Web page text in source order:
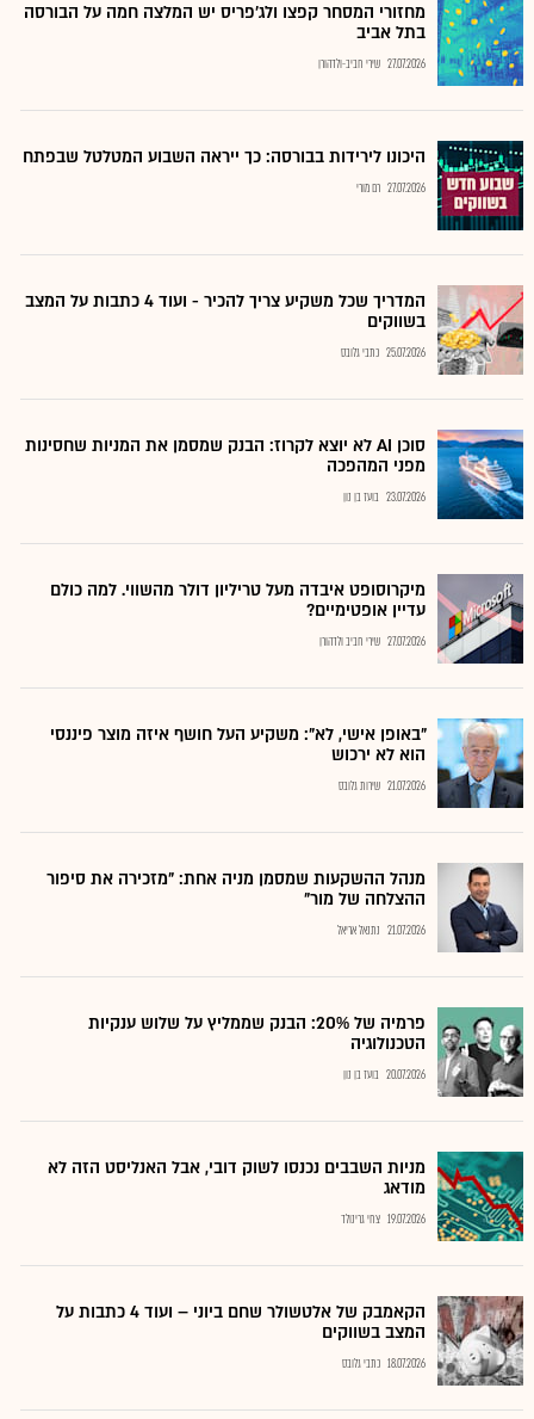
מחזורי המסחר קפצו ולג'פריס יש המלצה חמה על הבורסה
בתל אביב
27.07.2026 שירי חביב-ולדהורן
היכונו לירידות בבורסה: כך ייראה השבוע המטלטל שבפתח
27.07.2026 רם מורי
המדריך שכל משקיע צריך להכיר - ועוד 4 כתבות על המצב
בשווקים
25.07.2026 כתבי גלובס
סוכן AI לא יוצא לקרוז: הבנק שמסמן את המניות שחסינות
מפני המהפכה
23.07.2026 בועז בן נון
מיקרוסופט איבדה מעל טריליון דולר מהשווי. למה כולם
עדיין אופטימיים?
27.07.2026 שירי חביב ולדהורן
"באופן אישי, לא": משקיע העל חושף איזה מוצר פיננסי
הוא לא ירכוש
21.07.2026 שירות גלובס
מנהל ההשקעות שמסמן מניה אחת: "מזכירה את סיפור
ההצלחה של מור"
21.07.2026 נתנאל אריאל
פרמיה של 20%: הבנק שממליץ על שלוש ענקיות
הטכנולוגיה
20.07.2026 בועז בן נון
מניות השבבים נכנסו לשוק דובי, אבל האנליסט הזה לא
מודאג
19.07.2026 צחי גרינולד
הקאמבק של אלטשולר שחם ביוני – ועוד 4 כתבות על
המצב בשווקים
18.07.2026 כתבי גלובס